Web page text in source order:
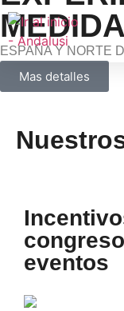
MEDIDA
ESPAÑA Y NORTE
Mas detalles
eventos